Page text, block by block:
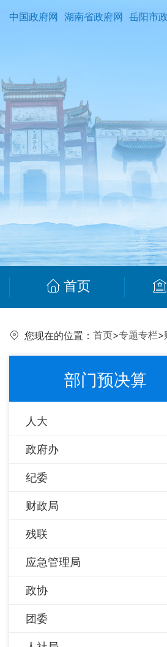
中国政府网 湖南省政府网 岳阳市
首页
您现在的位置： 首页>专题专栏>
部门预决算
人大
政府办
纪委
财政局
残联
应急管理局
政协
团委